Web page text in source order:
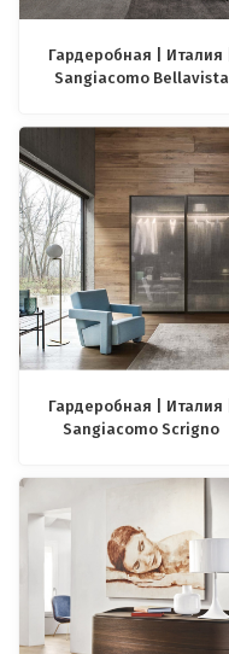
Гардеробная | Италия |
Sangiacomo Bellavista
Гардеробная | Италия |
Sangiacomo Scrigno